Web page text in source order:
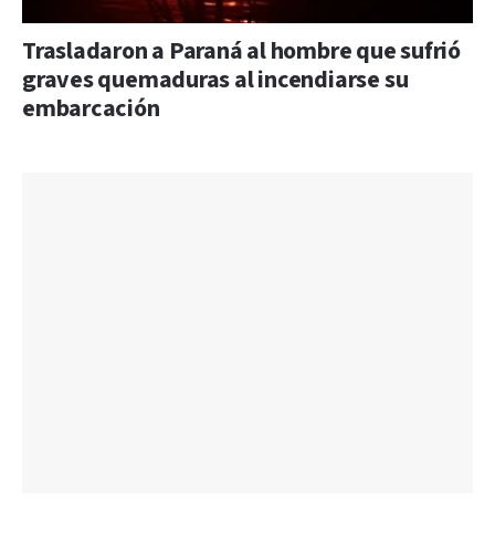
Trasladaron a Paraná al hombre que sufrió
graves quemaduras al incendiarse su
embarcación